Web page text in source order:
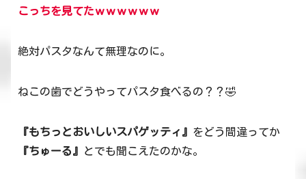
こっちを見てたｗｗｗｗｗｗ
絶対パスタなんて無理なのに。
ねこの歯でどうやってパスタ食べるの？？🤣
『もちっとおいしいスパゲッティ』 をどう間違ってか
『ちゅーる』
とでも聞こえたのかな。